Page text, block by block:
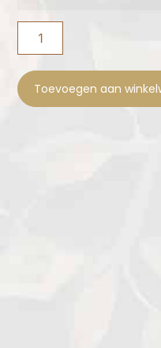
Toevoegen aan